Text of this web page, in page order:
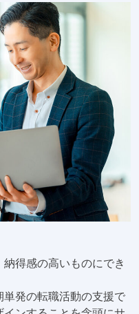
得感の高いものにでき
発の転職活動の支援で